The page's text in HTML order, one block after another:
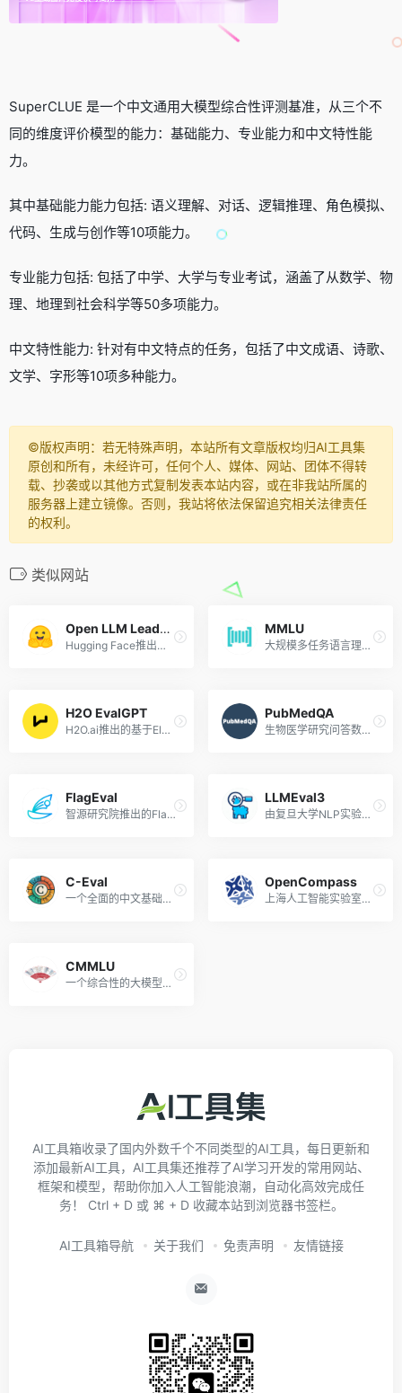
SuperCLUE 是一个中文通用大模型综合性评测基准，从三个不
同的维度评价模型的能力：基础能力、专业能力和中文特性能
力。
其中基础能力能力包括: 语义理解、对话、逻辑推理、角色模拟、
代码、生成与创作等10项能力。
专业能力包括: 包括了中学、大学与专业考试，涵盖了从数学、物
理、地理到社会科学等50多项能力。
中文特性能力: 针对有中文特点的任务，包括了中文成语、诗歌、
文学、字形等10项多种能力。
©️版权声明：若无特殊声明，本站所有文章版权均归AI工具集
原创和所有，未经许可，任何个人、媒体、网站、团体不得转
载、抄袭或以其他方式复制发表本站内容，或在非我站所属的
服务器上建立镜像。否则，我站将依法保留追究相关法律责任
的权利。
类似网站
Open LLM Leaderboard
Hugging Face推出的开源大模型排行榜单
MMLU
大规模多任务语言理解基准
H2O EvalGPT
H2O.ai推出的基于Elo评级方法的大模型评估系统
PubMedQA
生物医学研究问答数据集和模型得分排行榜
FlagEval
智源研究院推出的FlagEval（天秤）大模型评测平台
LLMEval3
由复旦大学NLP实验室推出的大模型评测基准
C-Eval
一个全面的中文基础模型评估套件
OpenCompass
上海人工智能实验室推出的大模型开放评测体系
CMMLU
一个综合性的大模型中文评估基准
AI工具箱收录了国内外数千个不同类型的AI工具，每日更新和
添加最新AI工具，AI工具集还推荐了AI学习开发的常用网站、
框架和模型，帮助你加入人工智能浪潮，自动化高效完成任
务！ Ctrl + D 或 ⌘ + D 收藏本站到浏览器书签栏。
AI工具箱导航 关于我们 免责声明 友情链接